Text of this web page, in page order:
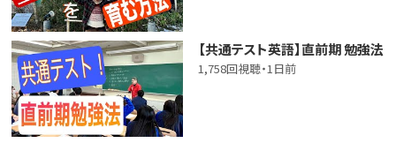
【共通テスト英語】直前期 勉強法
1,758回視聴・1日前